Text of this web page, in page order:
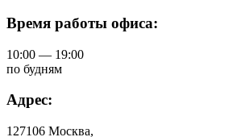
Время работы офиса:
10:00 — 19:00
по будням
Адрес:
127106 Москва,